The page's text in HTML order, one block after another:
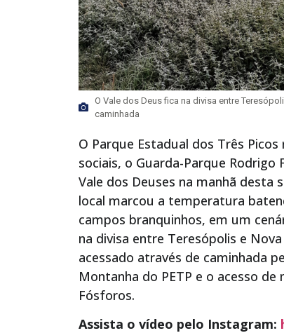
O Vale dos Deus fica na divisa entre
caminhada
O Parque Estadual dos Três
sociais, o Guarda-Parque
Vale dos Deuses na manhã
local marcou a temperatura
campos branquinhos, em um
na divisa entre Teresópolis e
acessado através de caminhada
Montanha do PETP e o acesso
Fósforos.
Assista o vídeo pelo Instagram: